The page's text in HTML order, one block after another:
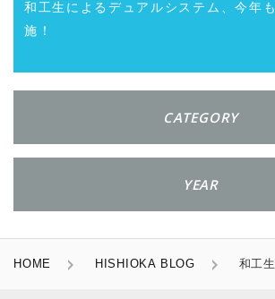
和工生によるデュアルシステム、今年
施！
CATEGORY
YEAR
HOME HISHIOKA BLOG 和工